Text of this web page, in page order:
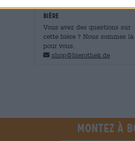
CONSULTATION GRATUITE SUR LA
BIÈRE
Vous avez des questions sur
cette bière ? Nous sommes là
pour vous.
shop@bierothek.de
Montez à